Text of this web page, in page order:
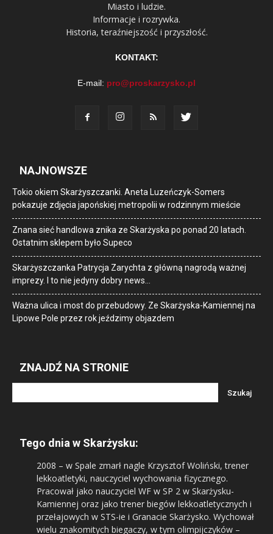
Miasto i ludzie.
Informacje i rozrywka.
Historia, teraźniejszość i przyszłość.
KONTAKT:
E-mail: pro@proskarzysko.pl
NAJNOWSZE
Tokio okiem Skarżyszczanki. Aneta Luzeńczyk-Somers
pokazuje zdjęcia japońskiej metropolii w rodzinnym mieście
Znana sieć handlowa znika ze Skarżyska po ponad 20 latach.
Ostatnim sklepem było Supeco
Skarżyszczanka Patrycja Zarychta z główną nagrodą ważnej
imprezy. I to nie jedyny dobry news…
Ważna ulica i most do przebudowy. Ze Skarżyska-Kamiennej na
Lipowe Pole przez rok jeździmy objazdem
ZNAJDŹ NA STRONIE
Tego dnia w Skarżysku:
2008 – w Spale zmarł nagle Krzysztof Woliński, trener
lekkoatletyki, nauczyciel wychowania fizycznego.
Pracował jako nauczyciel WF w SP 2 w Skarżysku-
Kamiennej oraz jako trener biegów lekkoatletycznych i
przełajowych w STS-ie i Granacie Skarżysko. Wychował
wielu znakomitych biegaczy, w tym olimpijczyków –